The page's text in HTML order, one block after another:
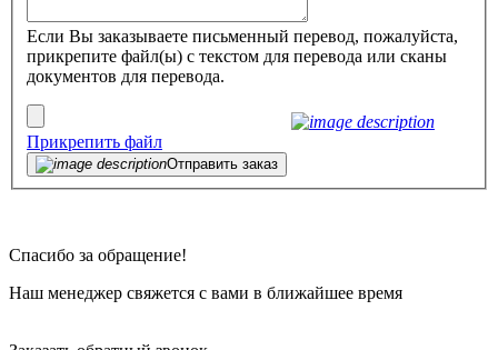
Если Вы заказываете письменный перевод, пожалуйста,
прикрепите файл(ы) с текстом для перевода или сканы
документов для перевода.
Прикрепить файл
Отправить заказ
Спасибо за обращение!
Наш менеджер свяжется с вами в ближайшее время